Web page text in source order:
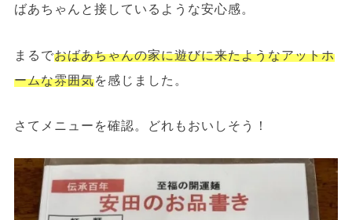
ばあちゃんと接しているような安心感。
まるでおばあちゃんの家に遊びに来たようなアットホ
ームな雰囲気を感じました。
さてメニューを確認。どれもおいしそう！